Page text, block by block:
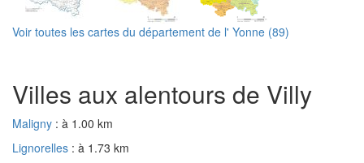
Voir toutes les cartes du département de l' Yonne (89)
Villes aux alentours de Villy
Maligny : à 1.00 km
Lignorelles : à 1.73 km